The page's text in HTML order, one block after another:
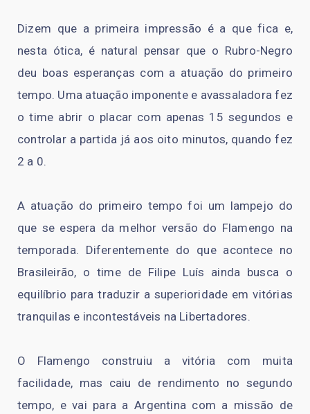
Dizem que a primeira impressão é a que fica e,
nesta ótica, é natural pensar que o Rubro-Negro
deu boas esperanças com a atuação do primeiro
tempo. Uma atuação imponente e avassaladora fez
o time abrir o placar com apenas 15 segundos e
controlar a partida já aos oito minutos, quando fez
2 a 0.
A atuação do primeiro tempo foi um lampejo do
que se espera da melhor versão do Flamengo na
temporada. Diferentemente do que acontece no
Brasileirão, o time de Filipe Luís ainda busca o
equilíbrio para traduzir a superioridade em vitórias
tranquilas e incontestáveis na Libertadores.
O Flamengo construiu a vitória com muita
facilidade, mas caiu de rendimento no segundo
tempo, e vai para a Argentina com a missão de